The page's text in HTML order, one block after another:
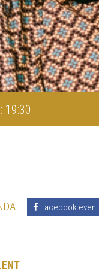
19:30
Facebook event